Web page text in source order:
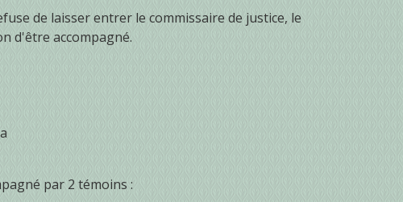
de laisser entrer le commissaire de justice, le
d'être accompagné.
par 2 témoins :